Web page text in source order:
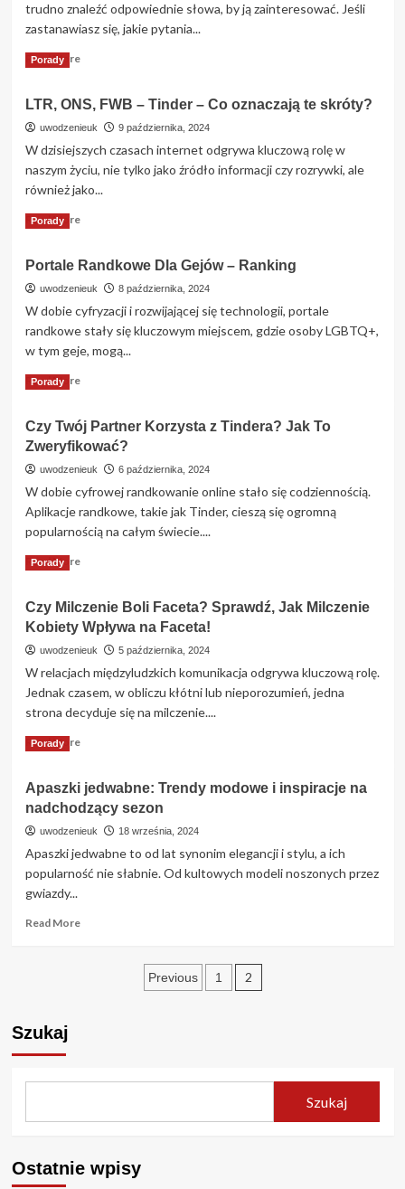
trudno znaleźć odpowiednie słowa, by ją zainteresować. Jeśli
zastanawiasz się, jakie pytania...
Read MoreRead
Pytania
do
ciekawe,
trudne
i
–
pytań
dziewczyny
Porady
LTR, ONS, FWB – Tinder – Co oznaczają te skróty?
uwodzenieuk 9 października, 2024
W dzisiejszych czasach internet odgrywa kluczową rolę w
naszym życiu, nie tylko jako źródło informacji czy rozrywki, ale
również jako...
Read MoreRead
LTR,
ONS,
–
Tinder
–
oznaczają
skróty?
Porady
Portale Randkowe Dla Gejów – Ranking
uwodzenieuk 8 października, 2024
W dobie cyfryzacji i rozwijającej się technologii, portale
randkowe stały się kluczowym miejscem, gdzie osoby LGBTQ+,
w tym geje, mogą...
Read MoreRead
Portale
Randkowe
Dla
–
Ranking
Porady
Czy Twój Partner Korzysta z Tindera? Jak To
Zweryfikować?
uwodzenieuk 6 października, 2024
W dobie cyfrowej randkowanie online stało się codziennością.
Aplikacje randkowe, takie jak Tinder, cieszą się ogromną
popularnością na całym świecie....
Read MoreRead
Czy
Twój
Partner
z
Tindera?
Jak
Zweryfikować?
Porady
Czy Milczenie Boli Faceta? Sprawdź, Jak Milczenie
Kobiety Wpływa na Faceta!
uwodzenieuk 5 października, 2024
W relacjach międzyludzkich komunikacja odgrywa kluczową rolę.
Jednak czasem, w obliczu kłótni lub nieporozumień, jedna
strona decyduje się na milczenie....
Read MoreRead
Czy
Milczenie
Boli
Sprawdź,
Jak
Wpływa
Porady
Apaszki jedwabne: Trendy modowe i inspiracje na
nadchodzący sezon
uwodzenieuk 18 września, 2024
Apaszki jedwabne to od lat synonim elegancji i stylu, a ich
popularność nie słabnie. Od kultowych modeli noszonych przez
gwiazdy...
Read MoreRead
Stronicowanie
Previous 1 2
Szukaj
Szukaj
Ostatnie wpisy